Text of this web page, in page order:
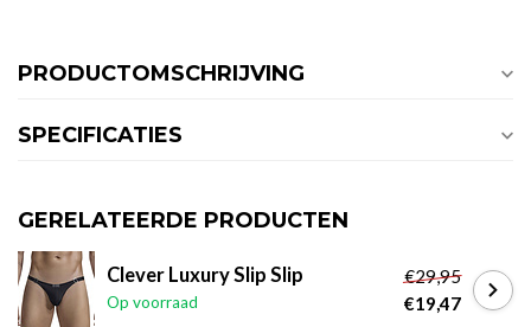
PRODUCTOMSCHRIJVING
SPECIFICATIES
GERELATEERDE PRODUCTEN
Clever Luxury Slip Slip
Op voorraad
€29,95
€19,47